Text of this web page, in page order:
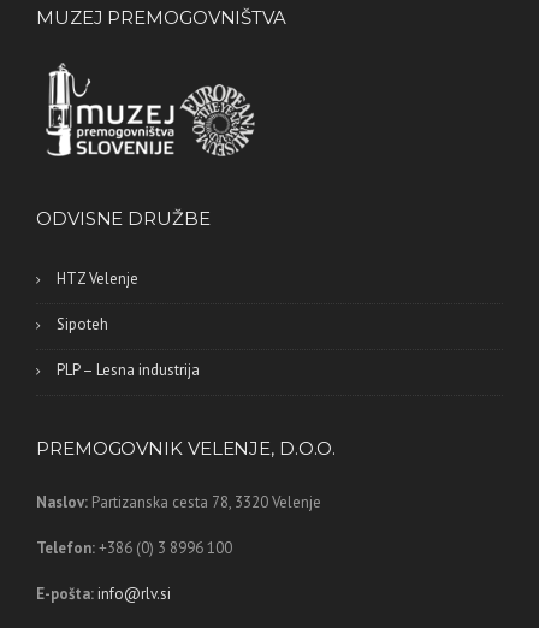
MUZEJ PREMOGOVNIŠTVA
ODVISNE DRUŽBE
HTZ Velenje
Sipoteh
PLP – Lesna industrija
PREMOGOVNIK VELENJE, D.O.O.
Naslov: Partizanska cesta 78, 3320 Velenje
Telefon:+386 (0) 3 8996 100
E-pošta: info@rlv.si